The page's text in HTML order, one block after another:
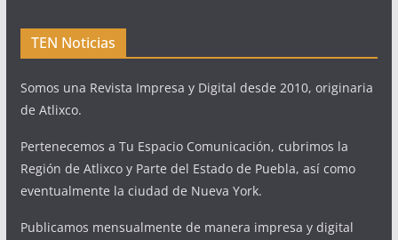
TEN Noticias
Somos una Revista Impresa y Digital desde 2010, originaria
de Atlixco.
Pertenecemos a Tu Espacio Comunicación, cubrimos la
Región de Atlixco y Parte del Estado de Puebla, así como
eventualmente la ciudad de Nueva York.
Publicamos mensualmente de manera impresa y digital